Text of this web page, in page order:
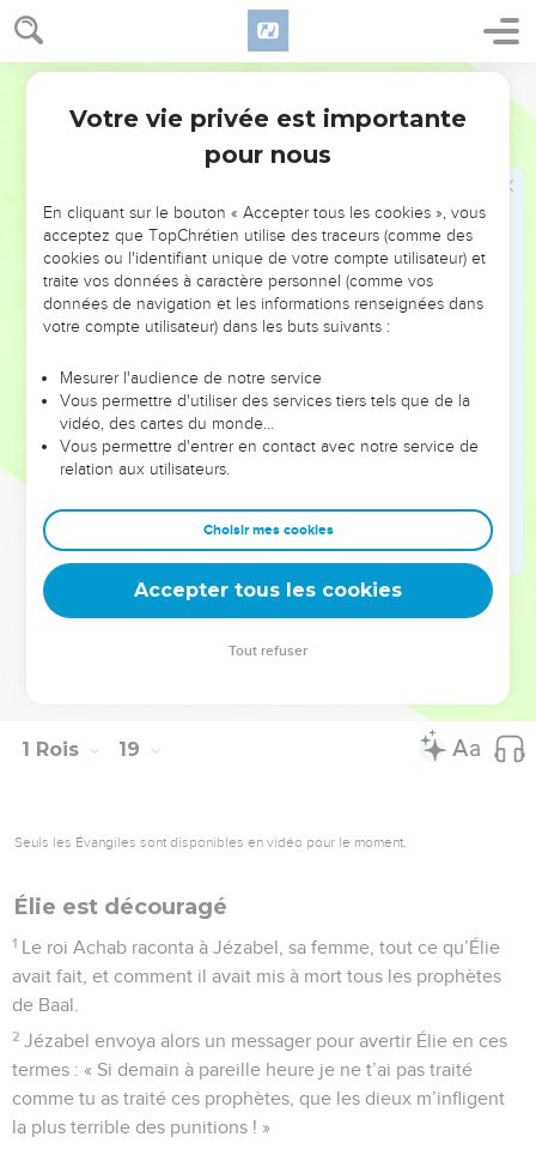
1 Rois 18
41 Ensuite Élie dit à Achab : « Va manger et boire, car
j’entends le bruit de la pluie. »
Achab alla manger et boire ; quant à Élie, il se rendit vers
le sommet du mont Carmel, où il s’inclina jusqu’à terre, le
visage entre les genoux.
de la mer. » Le serviteur monta, regarda et revint dire : « Il n’y
a rien du tout. » A sept reprises, Élie l’envoya regarder.
La septième fois, le serviteur déclara : « Il y a un petit
nuage qui monte de la mer. Il n’est pas plus grand que la
chevaux et de redescendre avant que la pluie ne le
retienne. »
Le ciel devint de plus en plus sombre à cause des nuages
amenés par le vent, et une forte pluie se mit à tomber, tandis
Élie attacha sa ceinture pour partir, et, rempli de force par
le Seigneur, il courut devant le char d’Achab jusqu’à l’entrée
de Jizréel.
© Société biblique française – Bibli’O, 1997, avec autorisation. Pour vous procurer
1 Rois 19
Seuls les Évangiles sont disponibles en vidéo pour le moment.
Élie est découragé
1 Le roi Achab raconta à Jézabel, sa femme, tout ce qu’Élie
avait fait, et comment il avait mis à mort tous les prophètes
de Baal.
2 Jézabel envoya alors un messager pour avertir Élie en ces
termes : « Si demain à pareille heure je ne t’ai pas traité
comme tu as traité ces prophètes, que les dieux m’infligent
la plus terrible des punitions ! »
Votre vie privée est importante
pour nous
En cliquant sur le bouton « Accepter tous les cookies », vous
acceptez que TopChrétien utilise des traceurs (comme des
cookies ou l'identifiant unique de votre compte utilisateur) et
traite vos données à caractère personnel (comme vos
données de navigation et les informations renseignées dans
votre compte utilisateur) dans les buts suivants :
Mesurer l'audience de notre service
Vous permettre d'utiliser des services tiers tels que de la
vidéo, des cartes du monde…
Vous permettre d'entrer en contact avec notre service de
relation aux utilisateurs.
Choisir mes cookies
Accepter tous les cookies
Tout refuser